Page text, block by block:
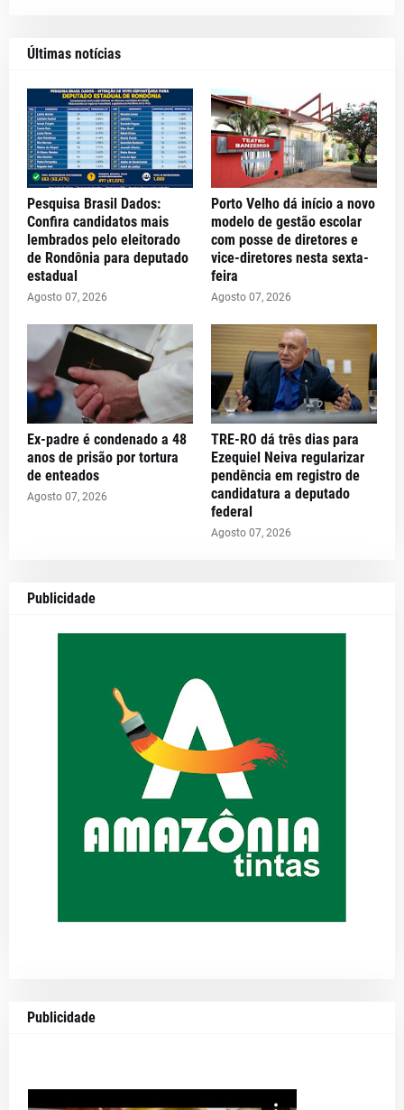
Últimas notícias
Pesquisa Brasil Dados:
Confira candidatos mais
lembrados pelo eleitorado
de Rondônia para deputado
estadual
Agosto 07, 2026
Porto Velho dá início a novo
modelo de gestão escolar
com posse de diretores e
vice-diretores nesta sexta-
feira
Agosto 07, 2026
Ex-padre é condenado a 48
anos de prisão por tortura
de enteados
Agosto 07, 2026
TRE-RO dá três dias para
Ezequiel Neiva regularizar
pendência em registro de
candidatura a deputado
federal
Agosto 07, 2026
Publicidade
Publicidade